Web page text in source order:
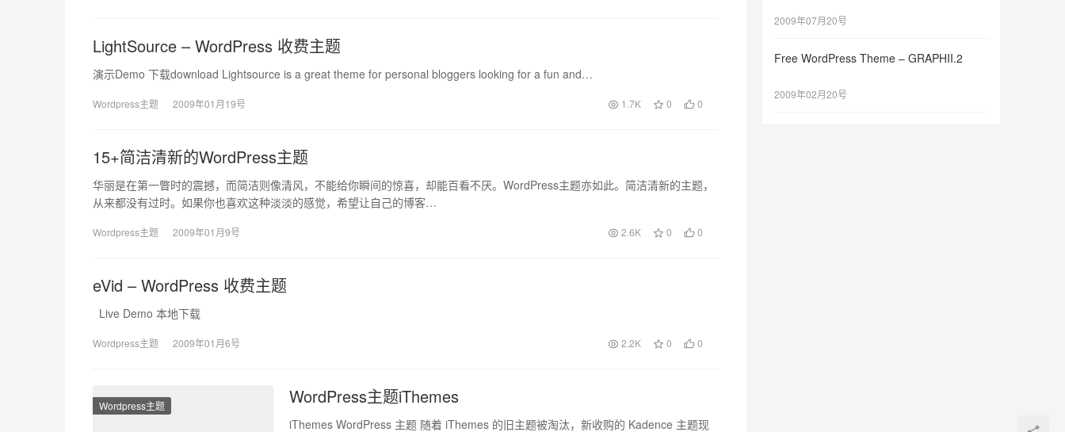
LightSource – WordPress 收费主题
演示Demo 下载download Lightsource is a great theme for personal bloggers looking for a fun and…
Wordpress主题 2009年01月19号 1.7K 0 0
15+简洁清新的WordPress主题
华丽是在第一瞥时的震撼，而简洁则像清风，不能给你瞬间的惊喜，却能百看不厌。WordPress主题亦如此。简洁清新的主题，
从来都没有过时。如果你也喜欢这种淡淡的感觉，希望让自己的博客…
Wordpress主题 2009年01月9号 2.6K 0 0
eVid – WordPress 收费主题
Live Demo 本地下载
Wordpress主题 2009年01月6号 2.2K 0 0
Wordpress主题 WordPress主题iThemes
iThemes WordPress 主题 随着 iThemes 的旧主题被淘汰，新收购的 Kadence 主题现
2009年07月20号
Free WordPress Theme – GRAPHII.2
2009年02月20号